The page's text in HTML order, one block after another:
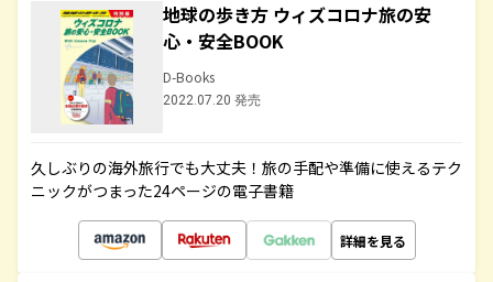
地球の歩き方 ウィズコロナ旅の安
心・安全BOOK
D-Books
2022.07.20 発売
久しぶりの海外旅行でも大丈夫！旅の手配や準備に使えるテク
ニックがつまった24ページの電子書籍
詳細を見る